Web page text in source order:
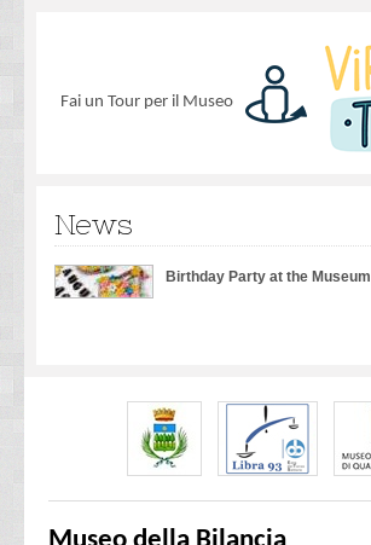
Fai un Tour per il Museo
News
Birthday Party at the Museum